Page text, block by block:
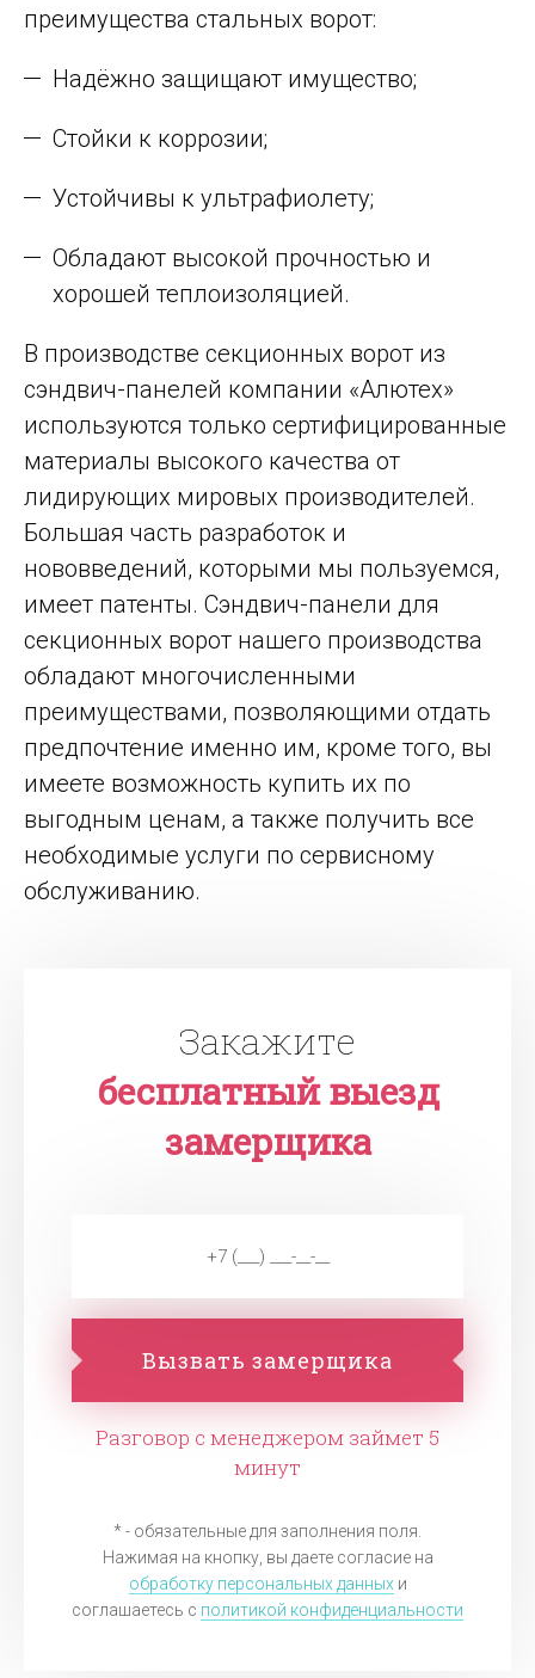
преимущества стальных ворот:
Надёжно защищают имущество;
Стойки к коррозии;
Устойчивы к ультрафиолету;
Обладают высокой прочностью и
хорошей теплоизоляцией.
В производстве секционных ворот из
сэндвич-панелей компании «Алютех»
используются только сертифицированные
материалы высокого качества от
лидирующих мировых производителей.
Большая часть разработок и
нововведений, которыми мы пользуемся,
имеет патенты. Сэндвич-панели для
секционных ворот нашего производства
обладают многочисленными
преимуществами, позволяющими отдать
предпочтение именно им, кроме того, вы
имеете возможность купить их по
выгодным ценам, а также получить все
необходимые услуги по сервисному
обслуживанию.
Закажите
бесплатный выезд
замерщика
Вызвать замерщика
Разговор с менеджером займет 5
минут
* - обязательные для заполнения поля.
Нажимая на кнопку, вы даете согласие на
обработку персональных данных и
соглашаетесь c политикой конфиденциальности